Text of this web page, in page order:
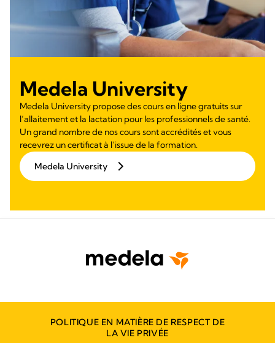
Medela University
Medela University propose des cours en ligne gratuits sur
l’allaitement et la lactation pour les professionnels de santé.
Un grand nombre de nos cours sont accrédités et vous
recevrez un certificat à l’issue de la formation.
Medela University
POLITIQUE EN MATIÈRE DE RESPECT DE
LA VIE PRIVÉE